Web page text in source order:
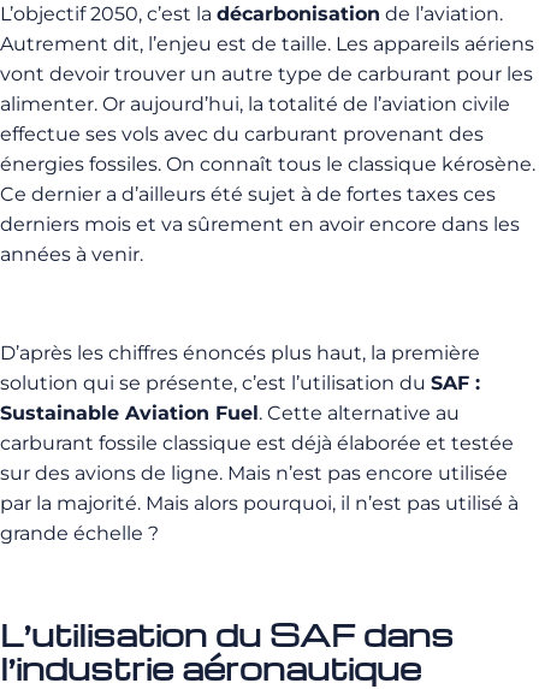
L’objectif 2050, c’est la décarbonisation de l’aviation.
Autrement dit, l’enjeu est de taille. Les appareils aériens
vont devoir trouver un autre type de carburant pour les
alimenter. Or aujourd’hui, la totalité de l’aviation civile
effectue ses vols avec du carburant provenant des
énergies fossiles. On connaît tous le classique kérosène.
Ce dernier a d’ailleurs été sujet à de fortes taxes ces
derniers mois et va sûrement en avoir encore dans les
années à venir.
D’après les chiffres énoncés plus haut, la première
solution qui se présente, c’est l’utilisation du SAF :
Sustainable Aviation Fuel. Cette alternative au
carburant fossile classique est déjà élaborée et testée
sur des avions de ligne. Mais n’est pas encore utilisée
par la majorité. Mais alors pourquoi, il n’est pas utilisé à
grande échelle ?
L’utilisation du SAF dans
l’industrie aéronautique